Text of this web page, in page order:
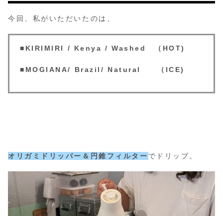
今回、私がいただいたのは、
■ KIRIMIRI / Kenya / Washed （HOT)
■ MOGIANA/ Brazil/ Natural （ICE)
オリガミドリッパー＆円錐フィルター でドリップ。